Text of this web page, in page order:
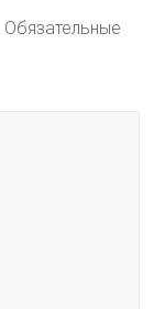
Обязательные